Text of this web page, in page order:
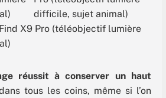
réussit à conserver un haut
tous les coins, même si l’on